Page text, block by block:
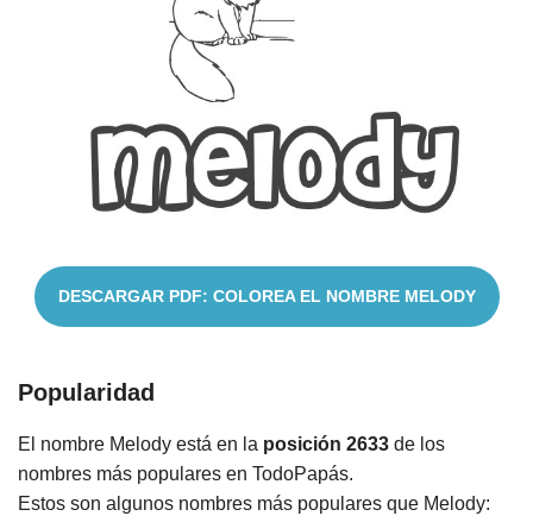
DESCARGAR PDF: COLOREA EL NOMBRE MELODY
Popularidad
El nombre Melody está en la posición 2633 de los
nombres más populares en TodoPapás.
Estos son algunos nombres más populares que Melody: